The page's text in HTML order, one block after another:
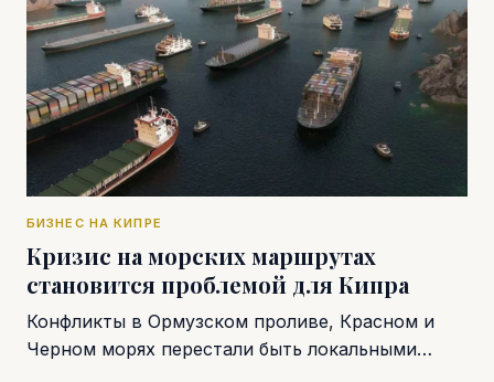
БИЗНЕС НА КИПРЕ
Кризис на морских маршрутах
становится проблемой для Кипра
Конфликты в Ормузском проливе, Красном и
Черном морях перестали быть локальными…